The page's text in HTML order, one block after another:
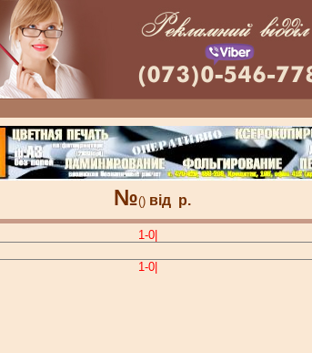
№() від р.
1-0|
1-0|